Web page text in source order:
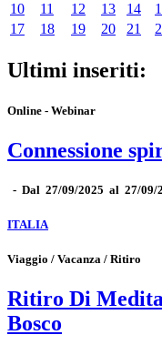
10
11 12 13 14
17
18 19 20 21
Ultimi inseriti:
Online - Webinar
Connessione
- Dal 27/09/2025 al 27/09/
ITALIA
Viaggio / Vacanza / Ritiro
Ritiro Di
Bosco